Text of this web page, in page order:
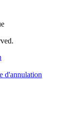
d'annulation